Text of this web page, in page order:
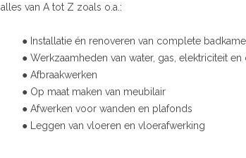
alles van A tot Z zoals o.a.:
● Installatie én renoveren van complete
● Werkzaamheden van water, gas, elektriciteit
● Afbraakwerken
● Op maat maken van meubilair
● Afwerken voor wanden en plafonds
● Leggen van vloeren en vloerafwerking